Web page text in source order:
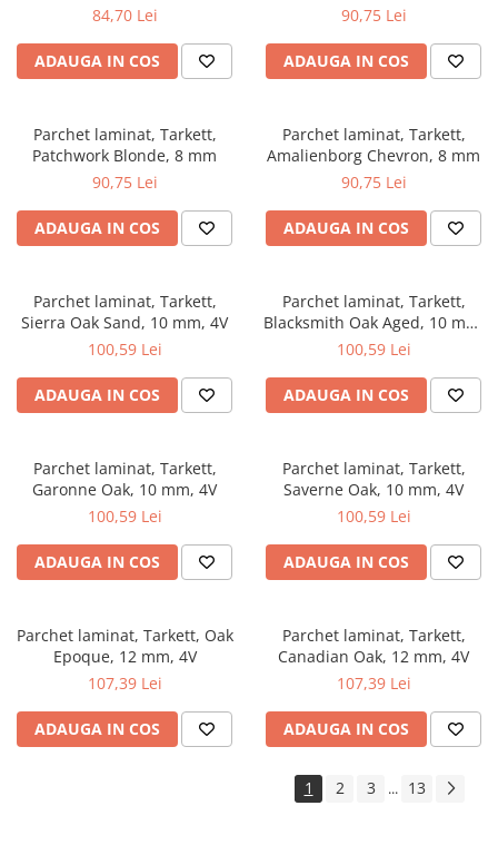
84,70 Lei
ADAUGA IN COS
90,75 Lei
ADAUGA IN COS
Parchet laminat, Tarkett,
Patchwork Blonde, 8 mm
90,75 Lei
ADAUGA IN COS
Parchet laminat, Tarkett,
Amalienborg Chevron, 8 mm
90,75 Lei
ADAUGA IN COS
Parchet laminat, Tarkett,
Sierra Oak Sand, 10 mm, 4V
100,59 Lei
ADAUGA IN COS
Parchet laminat, Tarkett,
Blacksmith Oak Aged, 10 mm,
4V
100,59 Lei
ADAUGA IN COS
Parchet laminat, Tarkett,
Garonne Oak, 10 mm, 4V
100,59 Lei
ADAUGA IN COS
Parchet laminat, Tarkett,
Saverne Oak, 10 mm, 4V
100,59 Lei
ADAUGA IN COS
Parchet laminat, Tarkett, Oak
Epoque, 12 mm, 4V
107,39 Lei
ADAUGA IN COS
Parchet laminat, Tarkett,
Canadian Oak, 12 mm, 4V
107,39 Lei
ADAUGA IN COS
1 2 3 ... 13